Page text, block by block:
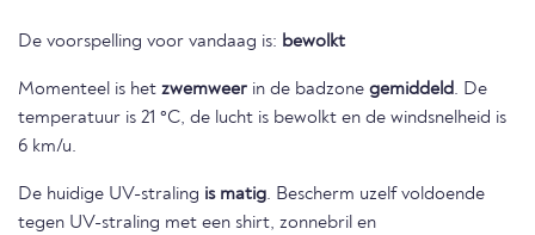
De voorspelling voor vandaag is: bewolkt
Momenteel is het zwemweer in de badzone gemiddeld. De
temperatuur is 21 °C, de lucht is bewolkt en de windsnelheid is
6 km/u.
De huidige UV-straling is matig. Bescherm uzelf voldoende
tegen UV-straling met een shirt, zonnebril en